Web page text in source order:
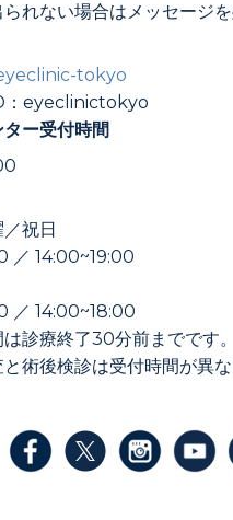
れない場合はメッセージ
tokyo
eyeclinictokyo
ー受付時間
／祝日
／ 14:00~19:00
／ 14:00~18:00
は診療終了30分前までです。
と術後検診は受付時間が異